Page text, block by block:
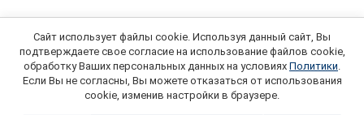
Сайт использует файлы cookie. Используя данный сайт, Вы
подтверждаете свое согласие на использование файлов cookie,
обработку Ваших персональных данных на условиях Политики.
Если Вы не согласны, Вы можете отказаться от использования
cookie, изменив настройки в браузере.